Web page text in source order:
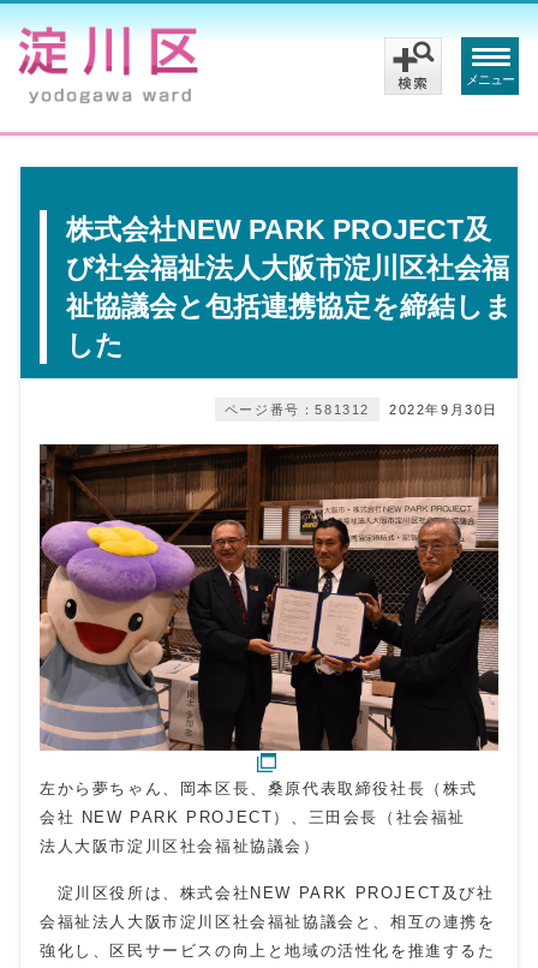
メニュー
株式会社NEW PARK PROJECT及
び社会福祉法人大阪市淀川区社会福
祉協議会と包括連携協定を締結しま
した
2022年9月30日
ページ番号：581312
左から夢ちゃん、岡本区長、桑原代表取締役社長（株式
会社 NEW PARK PROJECT）、三田会長（社会福祉
法人大阪市淀川区社会福祉協議会）
淀川区役所は、株式会社NEW PARK PROJECT及び社
会福祉法人大阪市淀川区社会福祉協議会と、相互の連携を
強化し、区民サービスの向上と地域の活性化を推進するた